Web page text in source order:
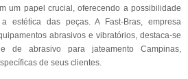
um papel crucial, oferecendo a possibilidade
estética das peças. A Fast-Bras, empresa
abrasivos e vibratórios, destaca-se
de abrasivo para jateamento Campinas,
de seus clientes.